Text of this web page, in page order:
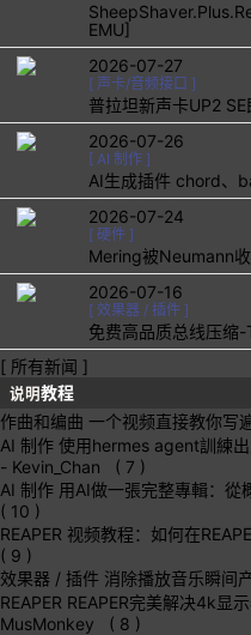
EMU]
2026-07-27
[ 声卡/音频接口 ]
普拉坦新声卡UP2 SE
2026-07-26
[ AI 制作 ]
AI生成插件 chord、
2026-07-24
[ 硬件 ]
Mering被Neumann
2026-07-16
[ 效果器 / 插件 ]
免费高品质总线压缩
[ 所有新闻 ]
说明教程
作曲和编曲 一个视频直接教你写
AI 制作 使用hermes agent訓練
- Kevin_Chan ( 7 )
AI 制作 用AI做一張完整專輯：從
( 10 )
REAPER 视频教程：如何在
( 9 )
效果器 / 插件 消除播放音乐瞬间
REAPER REAPER完美解决4k显
MusMonkey ( 8 )